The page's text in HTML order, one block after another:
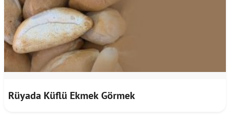
Rüyada Küflü Ekmek Görmek